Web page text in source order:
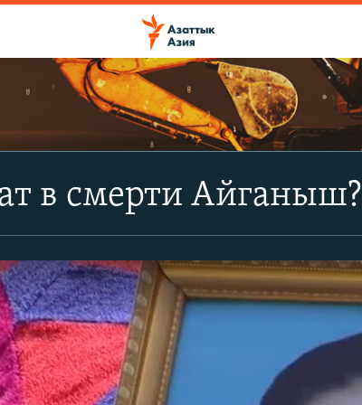
в смерти Айганыш?